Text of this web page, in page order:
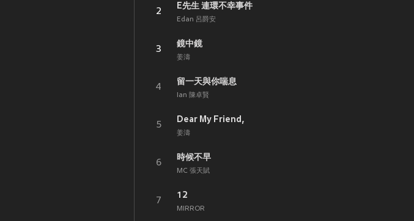
2
E先生 連環不幸事件
Edan 呂爵安
3
鏡中鏡
姜濤
4
留一天與你喘息
Ian 陳卓賢
5
Dear My Friend,
姜濤
6
時候不早
MC 張天賦
7
12
MIRROR